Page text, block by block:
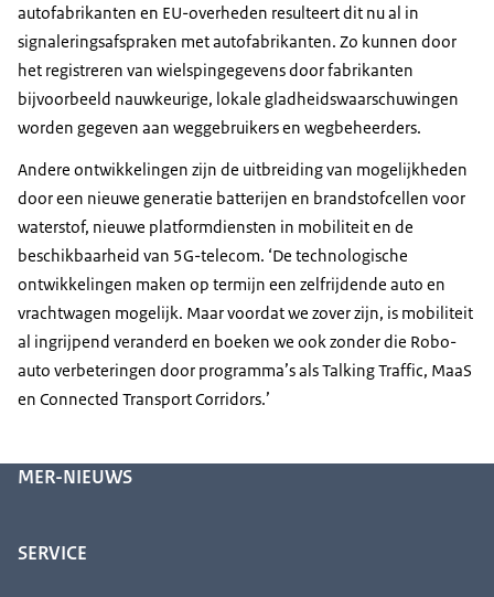
autofabrikanten en EU-overheden resulteert dit nu al in
signaleringsafspraken met autofabrikanten. Zo kunnen door
het registreren van wielspingegevens door fabrikanten
bijvoorbeeld nauwkeurige, lokale gladheidswaarschuwingen
worden gegeven aan weggebruikers en wegbeheerders.
Andere ontwikkelingen zijn de uitbreiding van mogelijkheden
door een nieuwe generatie batterijen en brandstofcellen voor
waterstof, nieuwe platformdiensten in mobiliteit en de
beschikbaarheid van 5G-telecom. ‘De technologische
ontwikkelingen maken op termijn een zelfrijdende auto en
vrachtwagen mogelijk. Maar voordat we zover zijn, is mobiliteit
al ingrijpend veranderd en boeken we ook zonder die Robo-
auto verbeteringen door programma’s als Talking Traffic, MaaS
en Connected Transport Corridors.’
MER-NIEUWS
SERVICE